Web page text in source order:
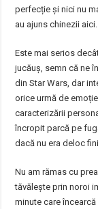
perfecție și nici nu
au ajuns chinezii aici.
Este mai serios
jucăuș, semn că ne
din Star Wars, dar
orice urmă de
caracterizării
încropit parcă pe
dacă nu era deloc
Nu am rămas cu
tăvălește prin noroi
minute care